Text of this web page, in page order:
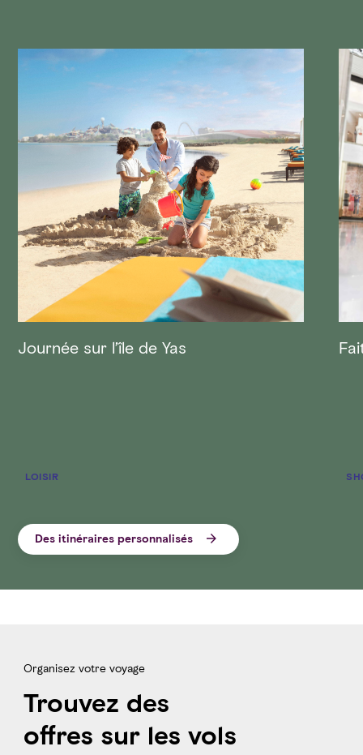
Journée sur l’île de Yas
LOISIR
Des itinéraires personnalisés
Organisez votre voyage
Trouvez des
offres sur les vols